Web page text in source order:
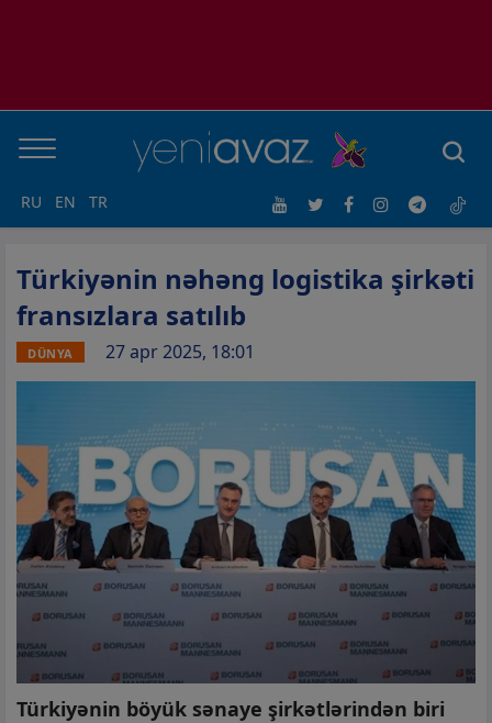
RU EN TR
Türkiyənin nəhəng logistika şirkəti
fransızlara satılıb
DÜNYA 27 apr 2025, 18:01
Türkiyənin böyük sənaye şirkətlərindən biri